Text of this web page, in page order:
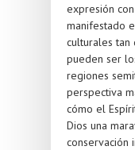
expresión
manifestado
culturales tan
pueden ser
regiones
perspectiva
cómo el
Dios una
conservación